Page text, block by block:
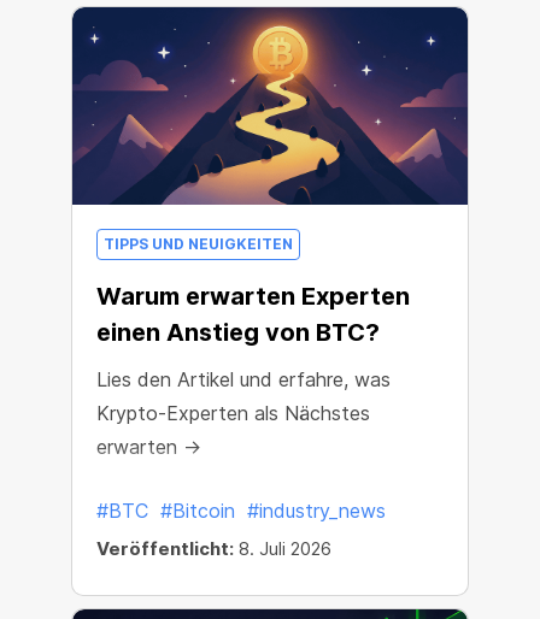
TIPPS UND NEUIGKEITEN
Warum erwarten Experten
einen Anstieg von BTC?
Lies den Artikel und erfahre, was
Krypto-Experten als Nächstes
erwarten →
#BTC #Bitcoin #industry_news
Veröffentlicht: 8. Juli 2026